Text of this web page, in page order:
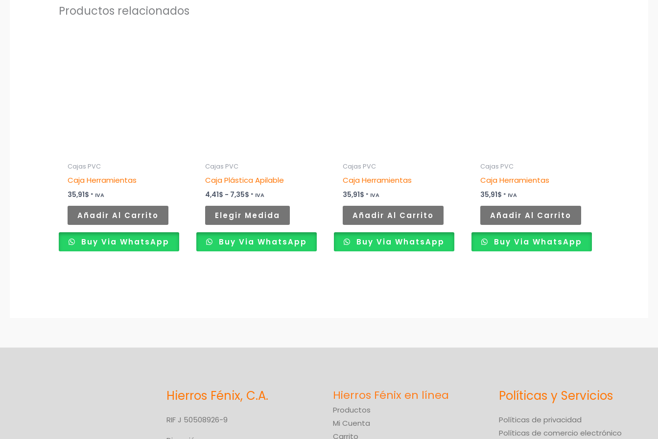
Productos relacionados
Cajas PVC
Caja Herramientas
35,91$ * IVA
Añadir Al Carrito
Buy Via WhatsApp
Cajas PVC
Caja Plástica Apilable
4,41$ - 7,35$ * IVA
Elegir Medida
de
Buy Via WhatsApp
Cajas PVC
Caja Herramientas
35,91$ * IVA
Añadir Al Carrito
Buy Via WhatsApp
Cajas PVC
Caja Herramientas
35,91$ * IVA
Añadir Al Carrito
Buy Via WhatsApp
Hierros Fénix, C.A.
RIF J 50508926-9
Productos
Mi Cuenta
Carrito
Políticas y Servicios
Políticas de privacidad
Políticas de comercio electrónico